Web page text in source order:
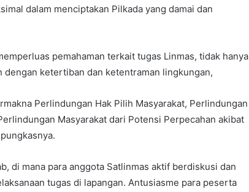
dalam menciptakan Pilkada yang damai dan
pemahaman terkait tugas Linmas, tidak hanya
ketertiban dan ketentraman lingkungan,
Perlindungan Hak Pilih Masyarakat, Perlindungan
Masyarakat dari Potensi Perpecahan akibat
di mana para anggota Satlinmas aktif berdiskusi dan
tugas di lapangan. Antusiasme para peserta